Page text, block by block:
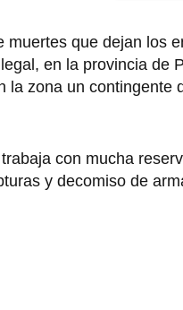
muertes que dejan los
en la provincia de
la zona un
con mucha
y decomiso de